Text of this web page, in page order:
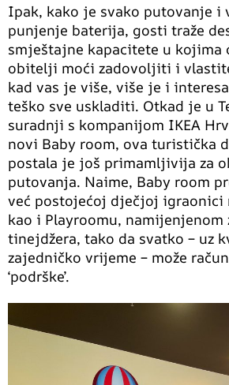
Ipak, kako je svako putovanje i
punjenje baterija, gosti traže
smještajne kapacitete u kojima
obitelji moći zadovoljiti i
kad vas je više, više je i
teško sve uskladiti. Otkad je u
suradnji s kompanijom IKEA
novi Baby room, ova turistička
postala je još primamljivija za
putovanja. Naime, Baby room
već postojećoj dječjoj igraonici
kao i Playroomu, namijenjenom
tinejdžera, tako da svatko – uz
zajedničko vrijeme – može
‘podrške’.